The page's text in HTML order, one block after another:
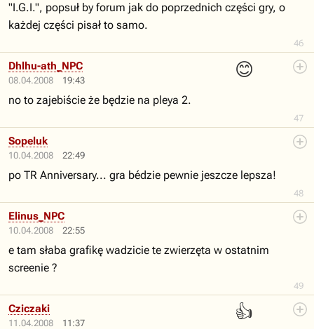
46
"I.G.I.", popsuł by forum jak do poprzednich części gry, o
każdej części pisał to samo.
08.04.2008 19:43
😊
47
Dhlhu-ath_NPC
no to zajebiście że będzie na pleya 2.
10.04.2008 22:49
48
Sopeluk
po TR Anniversary... gra bédzie pewnie jeszcze lepsza!
10.04.2008 22:55
49
Elinus_NPC
e tam słaba grafikę wadzicie te zwierzęta w ostatnim
screenie ?
11.04.2008 11:37
👍
Cziczaki